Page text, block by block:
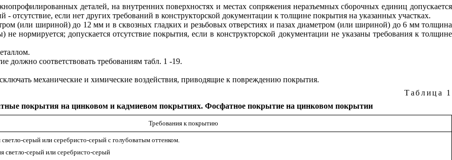
деталей, на внутренних поверхностях и местах сопряжения неразъемных сборочных единиц допускается
если нет других требований в конструкторской документации к толщине покрытия на указанных участках.
(или шириной) до 12 мм и в сквозных гладких и резьбовых отверстиях и пазах диаметром (или шириной) до 6 мм толщина
нормируется; допускается отсутствие покрытия, если в конструкторской документации не указаны требования к толщине
соответствовать требованиям табл. 1 -19.
механические и химические воздействия, приводящие к повреждению покрытия.
Таблица 1
покрытия на цинковом и кадмиевом покрытиях. Фосфатное покрытие на цинковом покрытии
Требования к покрытию
серый или серебристо-серый с голубоватым оттенком.
светло-серый или серебристо-серый